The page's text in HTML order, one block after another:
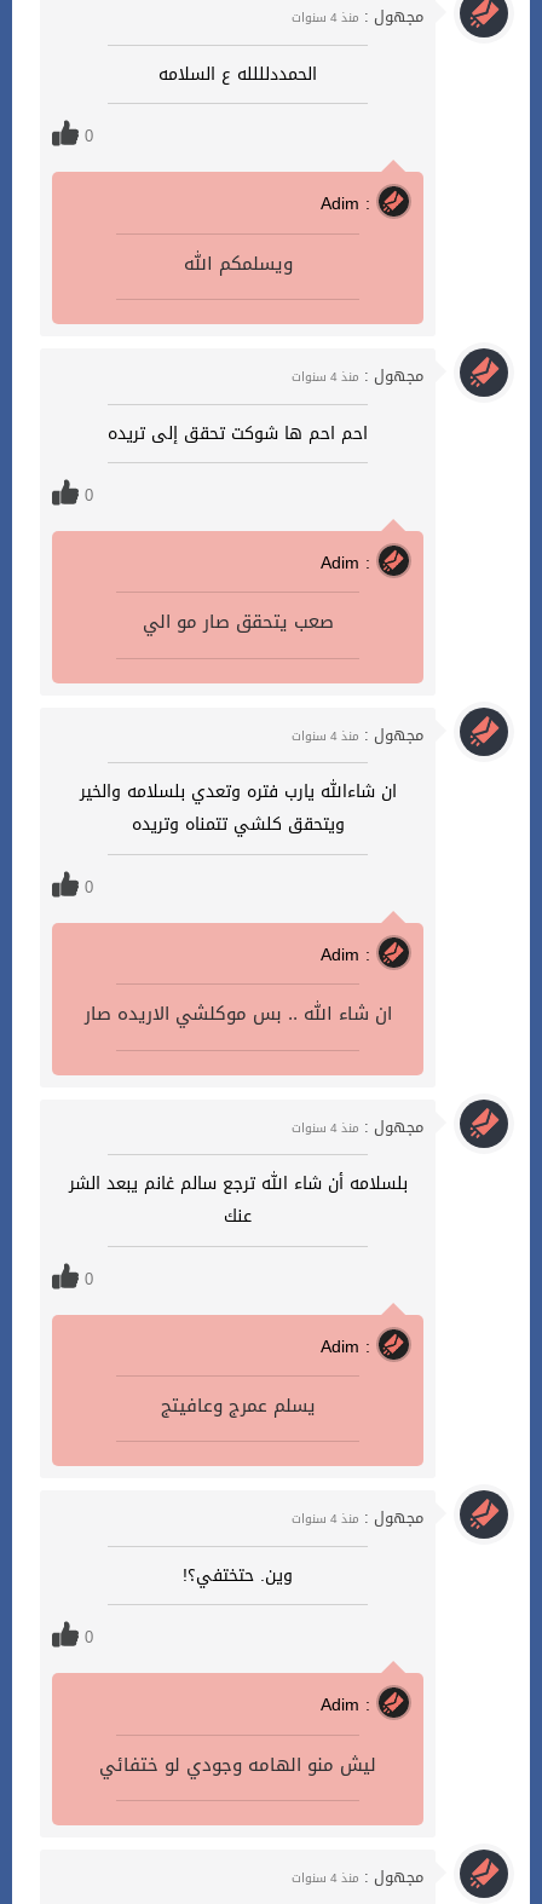
مجهول : منذ 4 سنوات
الحمددلللله ع السلامه
0
Adim :
ويسلمكم الله
مجهول : منذ 4 سنوات
احم احم ها شوكت تحقق إلى تريده
0
Adim :
صعب يتحقق صار مو الي
مجهول : منذ 4 سنوات
ان شاءالله يارب فتره وتعدي بلسلامه والخير
ويتحقق كلشي تتمناه وتريده
0
Adim :
ان شاء الله .. بس موكلشي الاريده صار
مجهول : منذ 4 سنوات
بلسلامه أن شاء الله ترجع سالم غانم يبعد الشر
عنك
0
Adim :
يسلم عمرج وعافيتج
مجهول : منذ 4 سنوات
وين. حتختفي؟!
0
Adim :
ليش منو الهامه وجودي لو ختفائي
مجهول : منذ 4 سنوات